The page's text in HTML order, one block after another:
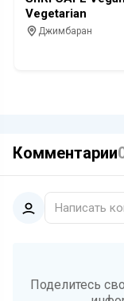
Vegetarian
Джимбаран
Комментарии
Написать
Поделитесь